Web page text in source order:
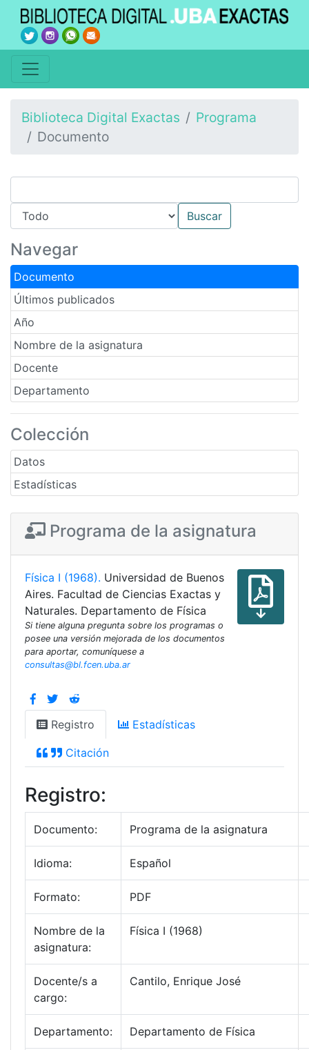
Biblioteca Digital Exactas
Programa
Documento
Navegar
Documento
Últimos publicados
Año
Nombre de la asignatura
Docente
Departamento
Colección
Datos
Estadísticas
Programa de la asignatura
Física I (1968). Universidad de Buenos
Aires. Facultad de Ciencias Exactas y
Naturales. Departamento de Física
Si tiene alguna pregunta sobre los programas o
posee una versión mejorada de los documentos
para aportar, comuníquese a
consultas@bl.fcen.uba.ar
Registro Estadísticas
Citación
Registro:
Documento: Programa de la asignatura
Idioma: Español
Formato: PDF
Nombre de la
asignatura:
Física I (1968)
Docente/s a
cargo:
Cantilo, Enrique José
Departamento: Departamento de Física